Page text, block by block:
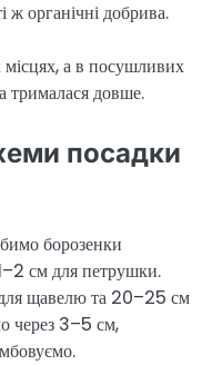
ж органічні добрива.
а в посушливих
трималася довше.
посадки
борозенки
см для петрушки.
щавелю та 20–25 см
через 3–5 см,